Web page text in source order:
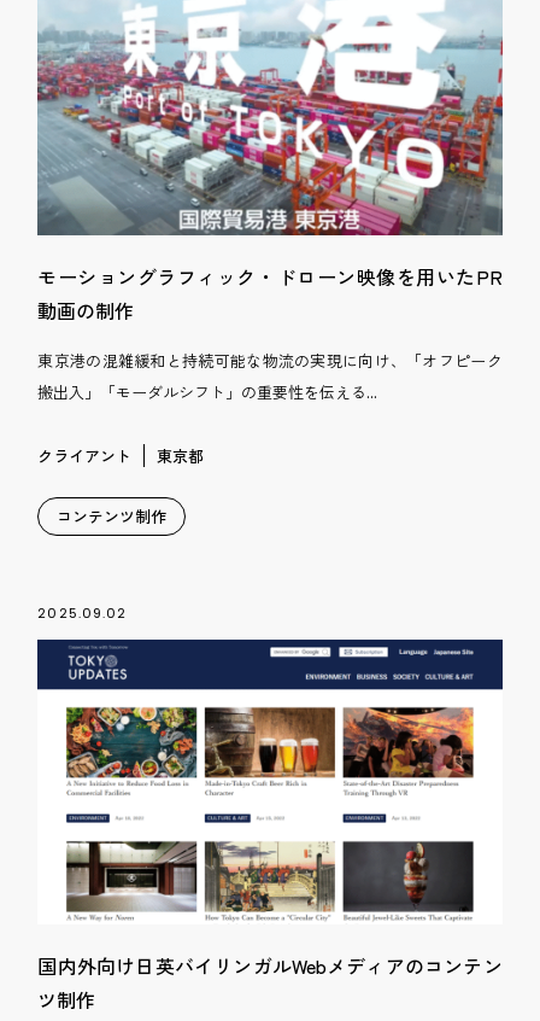
モーショングラフィック・ドローン映像を用いたPR
動画の制作
東京港の混雑緩和と持続可能な物流の実現に向け、「オフピーク
搬出入」「モーダルシフト」の重要性を伝える...
クライアント 東京都
コンテンツ制作
2025.09.02
国内外向け日英バイリンガルWebメディアのコンテン
ツ制作